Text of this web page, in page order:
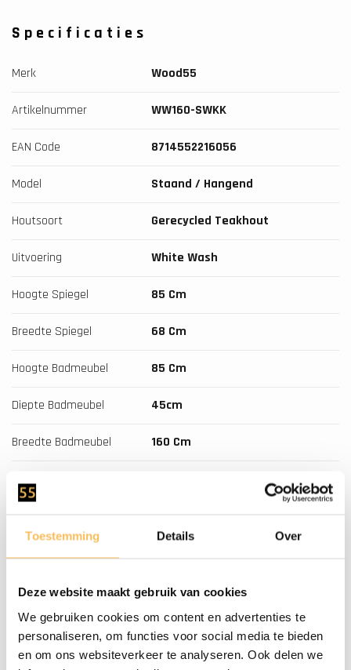
Toestemming Details Over
Deze website maakt gebruik van cookies
We gebruiken cookies om content en advertenties te
personaliseren, om functies voor social media te bieden
en om ons websiteverkeer te analyseren. Ook delen we
Specificaties
Merk Wood55
Artikelnummer WW160-SWKK
EAN Code 8714552216056
Model Staand / Hangend
Houtsoort Gerecycled Teakhout
Uitvoering White Wash
Hoogte Spiegel 85 Cm
Breedte Spiegel 68 Cm
Hoogte Badmeubel 85 Cm
Diepte Badmeubel 45cm
Breedte Badmeubel 160 Cm
Soft-Close Ja
Montage
Dit Meubel Wordt Gemonteerd
Geleverd